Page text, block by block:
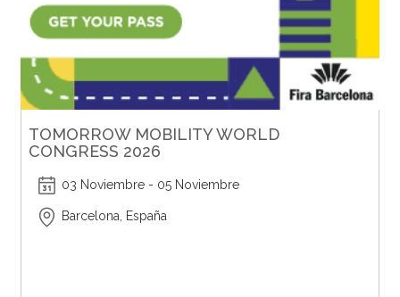
TOMORROW MOBILITY WORLD
CONGRESS 2026
03 Noviembre - 05 Noviembre
Barcelona, España